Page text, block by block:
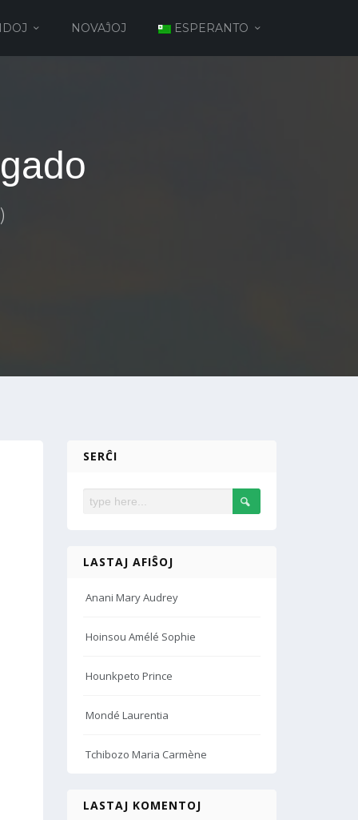
NOVAĴOJ ESPERANTO
SERĈI
LASTAJ AFIŜOJ
Anani Mary Audrey
Hoinsou Amélé Sophie
Hounkpeto Prince
Mondé Laurentia
Tchibozo Maria Carmène
LASTAJ KOMENTOJ